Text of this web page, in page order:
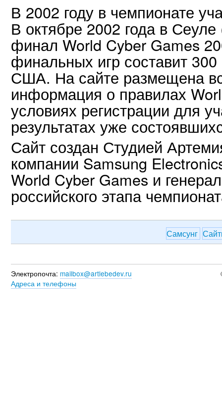
В 2002 году в чемпионате
В октябре 2002 года в
финал World Cyber Games
финальных игр составит
США. На сайте размещена
информация о правилах
условиях регистрации для
результатах уже
Сайт создан Студией
компании Samsung
World Cyber Games и
российского этапа
Самсунг
Электропочта: mailbox@artlebedev.ru
Адреса и телефоны